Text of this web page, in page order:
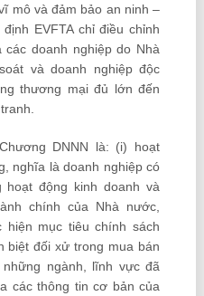
mô và đảm bảo an ninh –
EVFTA chỉ điều chỉnh
doanh nghiệp do Nhà
và doanh nghiệp độc
thương mại đủ lớn đến
DNNN là: (i) hoạt
nghĩa là doanh nghiệp có
hoạt động kinh doanh và
chính của Nhà nước,
mục tiêu chính sách
biệt đối xử trong mua bán
ngành, lĩnh vực đã
các thông tin cơ bản của